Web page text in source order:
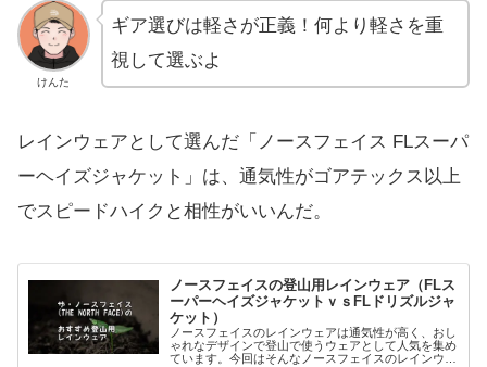
けんた
ギア選びは軽さが正義！何より軽さを重
視して選ぶよ
レインウェアとして選んだ「ノースフェイス FLスーパ
ーヘイズジャケット」は、通気性がゴアテックス以上
でスピードハイクと相性がいいんだ。
ノースフェイスの登山用レインウェア（FLス
ーパーヘイズジャケットｖｓFLドリズルジャ
ケット）
ノースフェイスのレインウェアは通気性が高く、おし
ゃれなデザインで登山で使うウェアとして人気を集め
ています。今回はそんなノースフェイスのレインウェ